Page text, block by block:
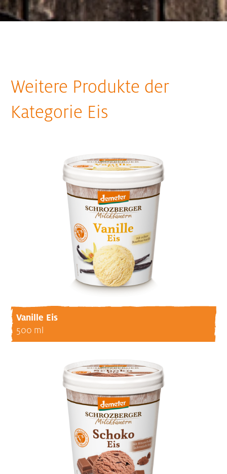
Weitere Produkte der
Kategorie Eis
Vanille Eis
500 ml